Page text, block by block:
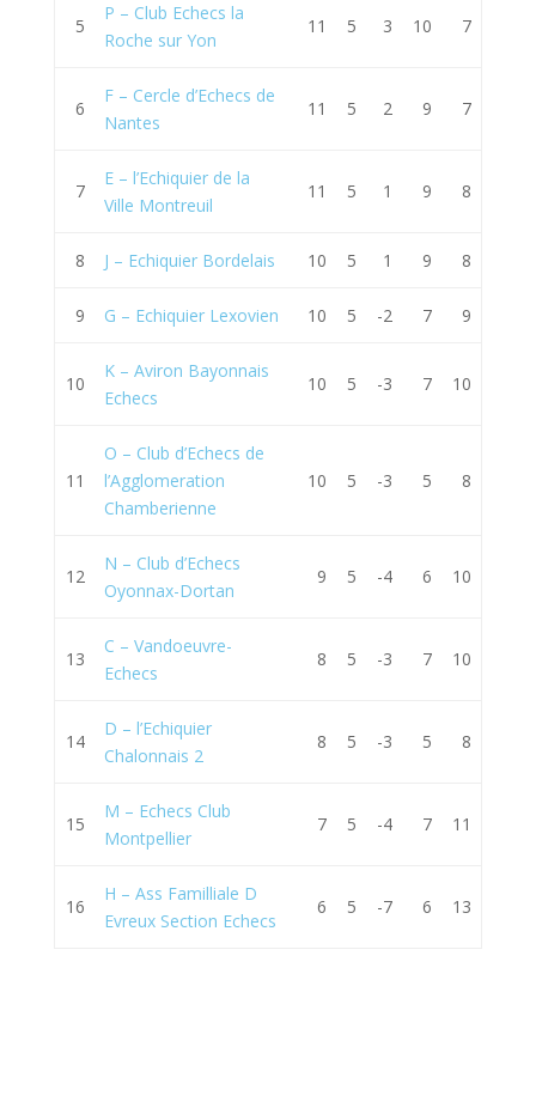
5
P – Club Echecs la
Roche sur Yon
11 5 3 10 7
6
F – Cercle d’Echecs de
Nantes
11 5 2 9 7
7
E – l’Echiquier de la
Ville Montreuil
11 5 1 9 8
8 J – Echiquier Bordelais 10 5 1 9 8
9 G – Echiquier Lexovien 10 5 -2 7 9
10
K – Aviron Bayonnais
Echecs
10 5 -3 7 10
11
O – Club d’Echecs de
l’Agglomeration
Chamberienne
10 5 -3 5 8
12
N – Club d’Echecs
Oyonnax-Dortan
9 5 -4 6 10
13
C – Vandoeuvre-
Echecs
8 5 -3 7 10
14
D – l’Echiquier
Chalonnais 2
8 5 -3 5 8
15
M – Echecs Club
Montpellier
7 5 -4 7 11
16
H – Ass Familliale D
Evreux Section Echecs
6 5 -7 6 13